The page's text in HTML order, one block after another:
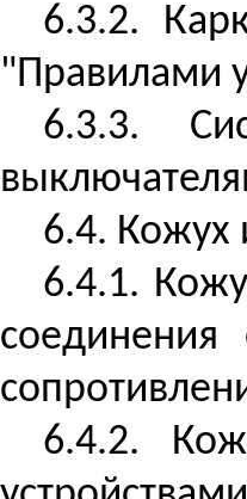
6.3.2.
"Правилами
6.3.3.
6.4. Кожух
6.4.1.
6.4.2.